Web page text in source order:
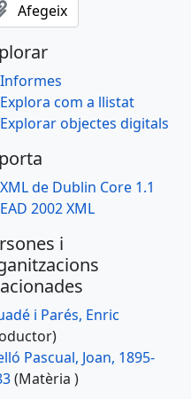
Afegeix
Informes
Explora com a llistat
Explorar objectes digitals
XML de Dublin Core 1.1
EAD 2002 XML
i
i Parés, Enric
Pascual, Joan, 1895-
(Matèria )